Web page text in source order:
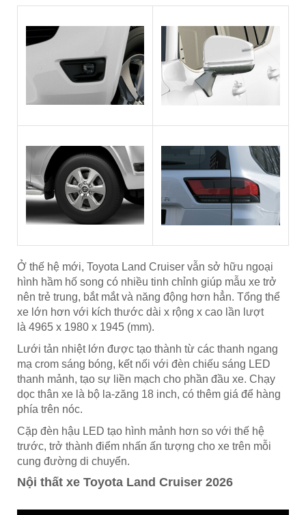
Ở thế hệ mới, Toyota Land Cruiser vẫn sở hữu ngoại
hình hầm hố song có nhiều tinh chỉnh giúp mẫu xe trở
nên trẻ trung, bắt mắt và năng động hơn hẳn. Tổng thể
xe lớn hơn với kích thước dài x rộng x cao lần lượt
là 4965 x 1980 x 1945 (mm).
Lưới tản nhiệt lớn được tạo thành từ các thanh ngang
mạ crom sáng bóng, kết nối với đèn chiếu sáng LED
thanh mảnh, tạo sự liền mạch cho phần đầu xe. Chạy
dọc thân xe là bộ la-zăng 18 inch, có thêm giá để hàng
phía trên nóc.
Cặp đèn hậu LED tạo hình mảnh hơn so với thế hệ
trước, trở thành điểm nhấn ấn tượng cho xe trên mỗi
cung đường di chuyển.
Nội thất xe Toyota Land Cruiser 2026